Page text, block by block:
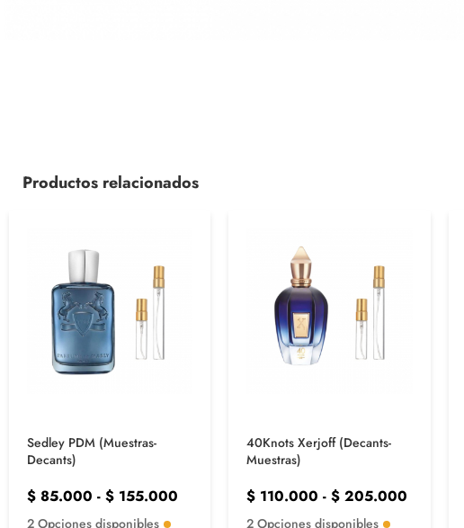
Productos relacionados
Sedley PDM (Muestras-
Decants)
$ 85.000 - $ 155.000
2 Opciones disponibles
40Knots Xerjoff (Decants-
Muestras)
$ 110.000 - $ 205.000
2 Opciones disponibles